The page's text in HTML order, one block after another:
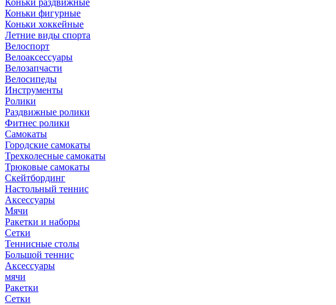
Коньки раздвижные
Коньки фигурные
Коньки хоккейные
Летние виды спорта
Велоспорт
Велоаксессуары
Велозапчасти
Велосипеды
Инструменты
Ролики
Раздвижные ролики
Фитнес ролики
Самокаты
Городские самокаты
Трехколесные самокаты
Трюковые самокаты
Скейтбординг
Настольный теннис
Аксессуары
Мячи
Ракетки и наборы
Сетки
Теннисные столы
Большой теннис
Аксессуары
мячи
Ракетки
Сетки